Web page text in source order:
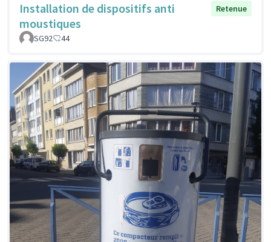
Installation de dispositifs anti
moustiques
Retenue
SG92 44